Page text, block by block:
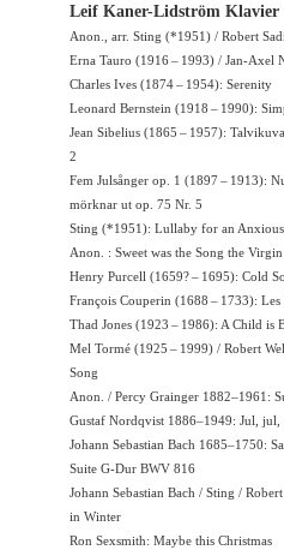
Leif Kaner-Lidström Klavier
Anon., arr. Sting (*1951) / Robert
Erna Tauro (1916 – 1993) / Jan-Axel
Charles Ives (1874 – 1954): Serenity
Leonard Bernstein (1918 – 1990):
Jean Sibelius (1865 – 1957):
2
Fem Julsånger op. 1 (1897 – 1913):
mörknar ut op. 75 Nr. 5
Sting (*1951): Lullaby for an
Anon. : Sweet was the Song the
Henry Purcell (1659? – 1695): Cold
François Couperin (1688 – 1733): Les
Thad Jones (1923 – 1986): A Child is
Mel Tormé (1925 – 1999) / Robert
Song
Anon. / Percy Grainger 1882–1961:
Gustaf Nordqvist 1886–1949: Jul, jul,
Johann Sebastian Bach 1685–1750:
Suite G-Dur BWV 816
Johann Sebastian Bach / Sting /
in Winter
Ron Sexsmith: Maybe this Christmas